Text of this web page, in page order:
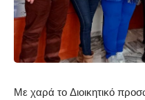
Με χαρά το Διοικητικό